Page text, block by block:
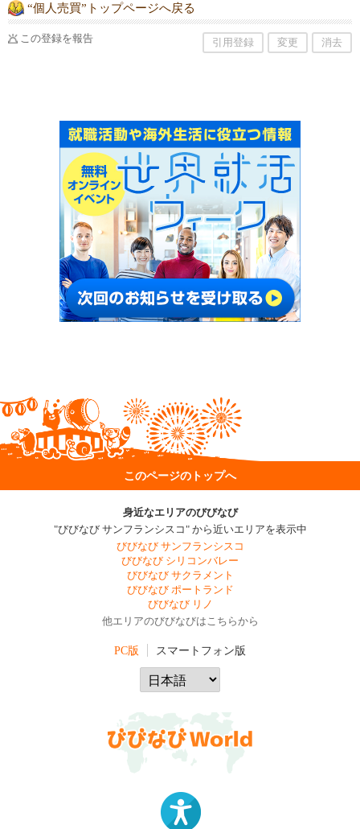
“個人売買”トップページへ戻る
この登録を報告 引用登録 変更 消去
このページのトップへ
身近なエリアのびびなび
"びびなび サンフランシスコ" から近いエリアを表示中
びびなび サンフランシスコ
びびなび シリコンバレー
びびなび サクラメント
びびなび ポートランド
びびなび リノ
他エリアのびびなびはこちらから
PC版 スマートフォン版